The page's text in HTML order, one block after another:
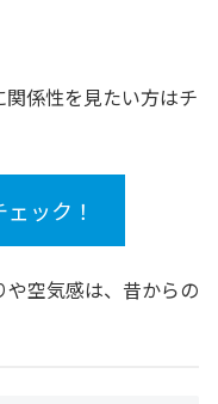
係性を見たい方はチ
ック！
空気感は、昔からの